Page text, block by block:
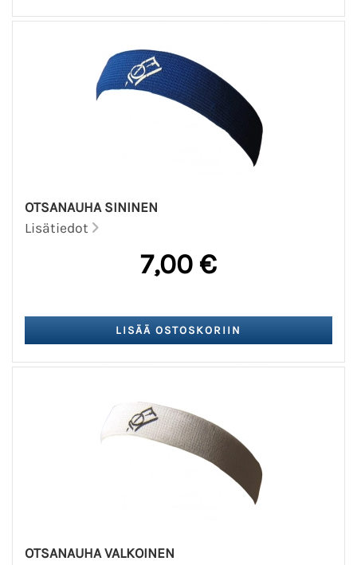
OTSANAUHA SININEN
Lisätiedot
7,00 €
OTSANAUHA VALKOINEN